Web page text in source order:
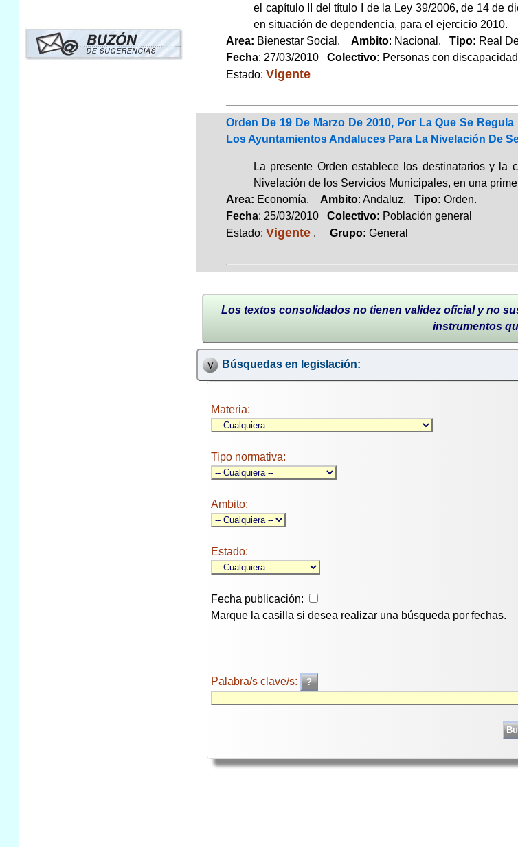
el capítulo II del título I de la Ley 39/2006, de 14 de
en situación de dependencia, para el ejercicio 2010.
Area: Bienestar Social. Ambito: Nacional. Tipo: Real
Fecha: 27/03/2010Colectivo: Personas con discapacidad
Estado: Vigente
Orden De 19 De Marzo De 2010, Por La Que Se
Los Ayuntamientos Andaluces Para La Nivelación De
La presente Orden establece los destinatarios y
Nivelación de los Servicios Municipales, en una
Area: Economía. Ambito: Andaluz. Tipo: Orden.
Fecha: 25/03/2010Colectivo: Población general
Estado: Vigente. Grupo: General
Los textos consolidados no tienen validez oficial y no
instrumentos
Búsquedas en legislación:
Materia:
Tipo normativa:
Ambito:
Estado:
Fecha publicación:
Marque la casilla si desea realizar una búsqueda por fechas.
Palabra/s clave/s: